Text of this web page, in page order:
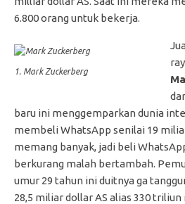
6.800 orang untuk bekerja.
1. Mark Zuckerberg
baru ini menggemparkan dunia
membeli WhatsApp senilai 19
memang banyak, jadi beli
berkurang malah bertambah.
umur 29 tahun ini duitnya ga
28,5 miliar dollar AS alias 330